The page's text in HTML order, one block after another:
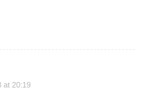
at 20:19